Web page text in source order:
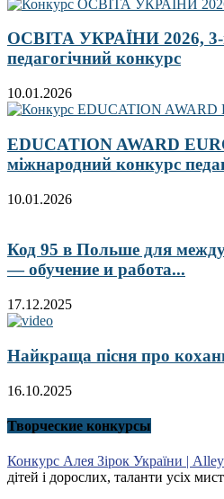
ОСВІТА УКРАЇНИ 2026, 3-
педагогічний конкурс
10.01.2026
EDUCATION AWARD
міжнародний конкурс
10.01.2026
Код 95 в Польше для
— обучение и работа...
17.12.2025
Найкраща пісня про
16.10.2025
Творческие конкурсы
Конкурс Алея Зірок України |
дітей і дорослих, таланти усіх